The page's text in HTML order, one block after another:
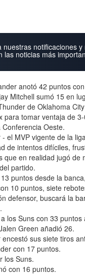
nuestras notificaciones
las noticias más
anotó 42 puntos
Mitchell sumó 15 en
de Oklahoma
para tomar ventaja de
Oeste.
el MVP vigente de la
de intentos difíciles,
que en realidad jugó de
partido.
puntos desde la
10 puntos, siete
defensor, buscará la
los Suns con 33 puntos
Green añadió 26.
sus siete tiros
con 17 puntos.
los Suns.
con 16 puntos.